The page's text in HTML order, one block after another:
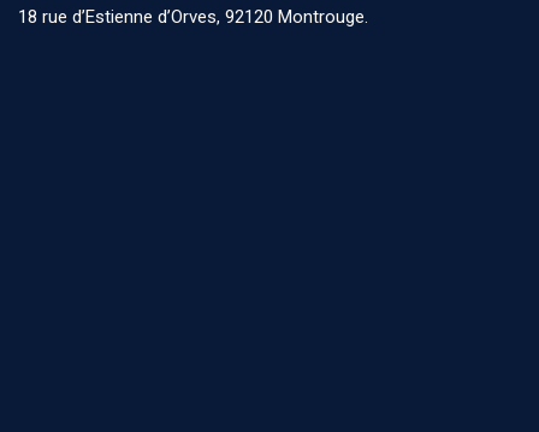
18 rue d’Estienne d’Orves, 92120 Montrouge.